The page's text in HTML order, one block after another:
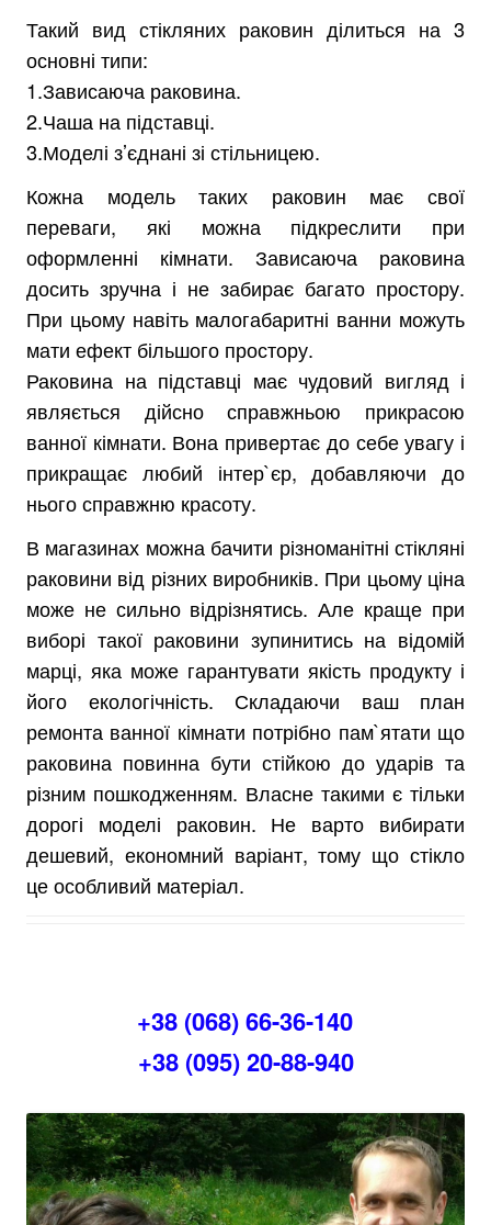
Такий вид стікляних раковин ділиться на 3
основні типи:
1.Зависаюча раковина.
2.Чаша на підставці.
3.Моделі з’єднані зі стільницею.
Кожна модель таких раковин має свої
переваги, які можна підкреслити при
оформленні кімнати. Зависаюча раковина
досить зручна і не забирає багато простору.
При цьому навіть малогабаритні ванни можуть
мати ефект більшого простору.
Раковина на підставці має чудовий вигляд і
являється дійсно справжньою прикрасою
ванної кімнати. Вона привертає до себе увагу і
прикращає любий інтер`єр, добавляючи до
нього справжню красоту.
В магазинах можна бачити різноманітні стікляні
раковини від різних виробників. При цьому ціна
може не сильно відрізнятись. Але краще при
виборі такої раковини зупинитись на відомій
марці, яка може гарантувати якість продукту і
його екологічність. Складаючи ваш план
ремонта ванної кімнати потрібно пам`ятати що
раковина повинна бути стійкою до ударів та
різним пошкодженням. Власне такими є тільки
дорогі моделі раковин. Не варто вибирати
дешевий, економний варіант, тому що стікло
це особливий матеріал.
+38 (068) 66-36-140
+38 (095) 20-88-940